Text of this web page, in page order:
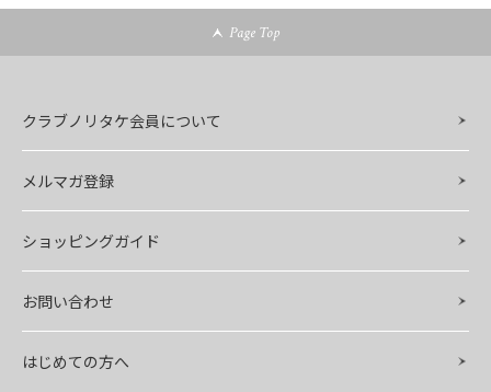
Page Top
クラブノリタケ会員について
メルマガ登録
ショッピングガイド
お問い合わせ
はじめての方へ